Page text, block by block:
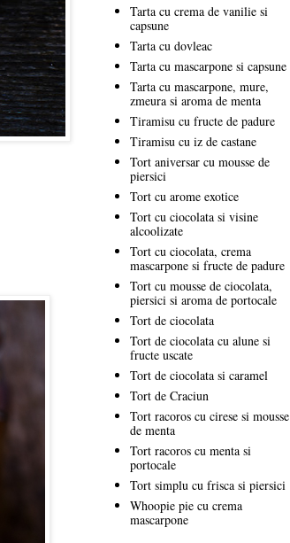
Tarta cu crema de vanilie si
capsune
Tarta cu dovleac
Tarta cu mascarpone si capsune
Tarta cu mascarpone, mure,
zmeura si aroma de menta
Tiramisu cu fructe de padure
Tiramisu cu iz de castane
Tort aniversar cu mousse de
piersici
Tort cu arome exotice
Tort cu ciocolata si visine
alcoolizate
Tort cu ciocolata, crema
mascarpone si fructe de padure
Tort cu mousse de ciocolata,
piersici si aroma de portocale
Tort de ciocolata
Tort de ciocolata cu alune si
fructe uscate
Tort de ciocolata si caramel
Tort de Craciun
Tort racoros cu cirese si mousse
de menta
Tort racoros cu menta si
portocale
Tort simplu cu frisca si piersici
Whoopie pie cu crema
mascarpone